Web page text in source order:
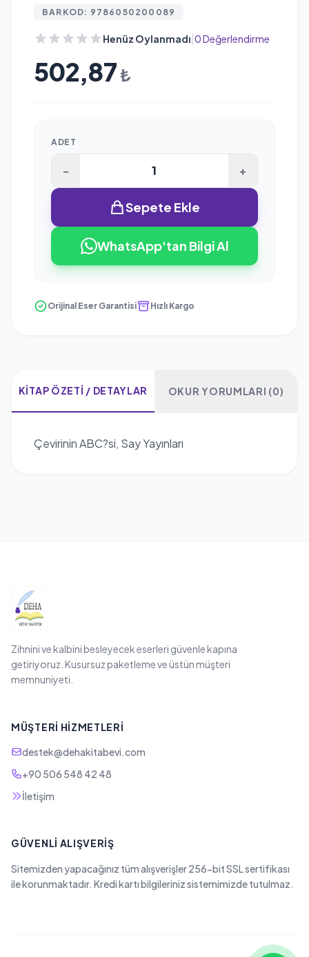
BARKOD: 9786050200089
Henüz Oylanmadı|0 Değerlendirme
502,87 ₺
ADET
- +
Sepete Ekle
WhatsApp'tan Bilgi Al
Orijinal Eser Garantisi Hızlı Kargo
KITAP ÖZETI / DETAYLAR OKUR YORUMLARI (0)
Çevirinin ABC?si, Say Yayınları
Zihnini ve kalbini besleyecek eserleri güvenle kapına
getiriyoruz. Kusursuz paketleme ve üstün müşteri
memnuniyeti.
MÜŞTERI HIZMETLERI
destek@dehakitabevi.com
+90 506 548 42 48
İletişim
GÜVENLI ALIŞVERIŞ
Sitemizden yapacağınız tüm alışverişler 256-bit SSL sertifikası
ile korunmaktadır. Kredi kartı bilgileriniz sistemimizde tutulmaz.